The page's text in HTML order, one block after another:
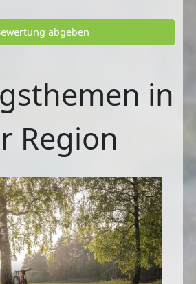
abgeben
in
Region